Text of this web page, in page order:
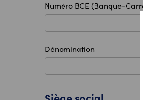
Numéro BCE (Banque-
Dénomination